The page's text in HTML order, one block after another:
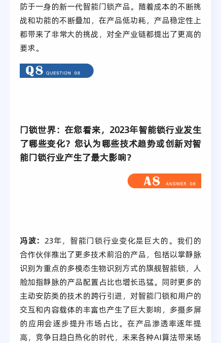
防于一身的新一代智能门锁产品。随着成本的不断挑
战和功能的不断叠加，在产品低功耗，产品稳定性上
都带来了非常大的挑战，对全产业链都提出了更高的
要求。
门锁世界：在您看来，2023年智能锁行业发生
了哪些变化？您认为哪些技术趋势或创新对智
能门锁行业产生了最大影响？
冯波： 23年，智能门锁行业变化是巨大的。我们的
合作伙伴推出了更多技术前沿的产品，包括以掌静脉
识别为重点的多模态生物识别方式的旗舰智能锁，人
脸加指静脉的产品配置占比也增长迅猛。同时更多的
主动安防类的技术的跨行引进，对智能门锁和用户的
交互和内容载体的丰富也产生了巨大影响，多摄多屏
的应用会逐步提升市场占比。在产品渗透率逐年提
高，竞争日趋白热化的时代，未来各种AI算法带来场